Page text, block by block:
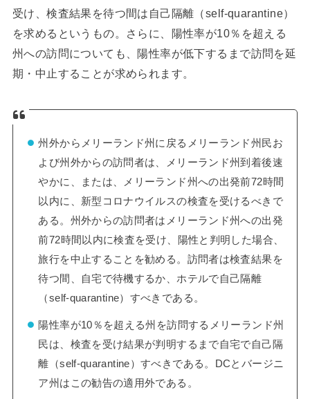
受け、検査結果を待つ間は自己隔離（self-quarantine）
を求めるというもの。さらに、陽性率が10％を超える
州への訪問についても、陽性率が低下するまで訪問を延
期・中止することが求められます。
州外からメリーランド州に戻るメリーランド州民お
よび州外からの訪問者は、メリーランド州到着後速
やかに、または、メリーランド州への出発前72時間
以内に、新型コロナウイルスの検査を受けるべきで
ある。州外からの訪問者はメリーランド州への出発
前72時間以内に検査を受け、陽性と判明した場合、
旅行を中止することを勧める。訪問者は検査結果を
待つ間、自宅で待機するか、ホテルで自己隔離
（self-quarantine）すべきである。
陽性率が10％を超える州を訪問するメリーランド州
民は、検査を受け結果が判明するまで自宅で自己隔
離（self-quarantine）すべきである。DCとバージニ
ア州はこの勧告の適用外である。